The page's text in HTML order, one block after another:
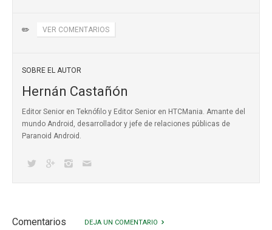
✏️ VER COMENTARIOS
SOBRE EL AUTOR
Hernán Castañón
Editor Senior en Teknófilo y Editor Senior en HTCMania. Amante del
mundo Android, desarrollador y jefe de relaciones públicas de
Paranoid Android.
Comentarios DEJA UN COMENTARIO